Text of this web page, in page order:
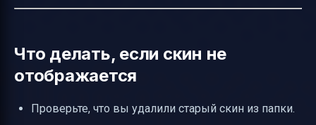
Что делать, если скин не
отображается
Проверьте, что вы удалили старый скин из папки.